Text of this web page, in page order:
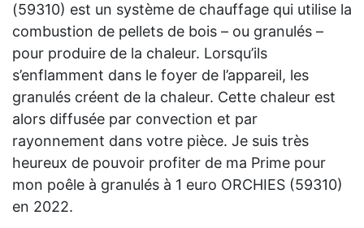
(59310) est un système de chauffage qui utilise la
combustion de pellets de bois – ou granulés –
pour produire de la chaleur. Lorsqu’ils
s’enflamment dans le foyer de l’appareil, les
granulés créent de la chaleur. Cette chaleur est
alors diffusée par convection et par
rayonnement dans votre pièce. Je suis très
heureux de pouvoir profiter de ma Prime pour
mon poêle à granulés à 1 euro ORCHIES (59310)
en 2022.